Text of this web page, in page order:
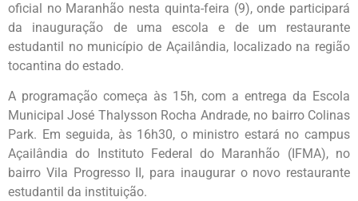
oficial no Maranhão nesta quinta-feira (9), onde participará
da inauguração de uma escola e de um restaurante
estudantil no município de Açailândia, localizado na região
tocantina do estado.
A programação começa às 15h, com a entrega da Escola
Municipal José Thalysson Rocha Andrade, no bairro Colinas
Park. Em seguida, às 16h30, o ministro estará no campus
Açailândia do Instituto Federal do Maranhão (IFMA), no
bairro Vila Progresso II, para inaugurar o novo restaurante
estudantil da instituição.